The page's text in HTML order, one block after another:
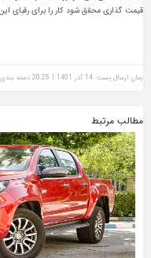
قیمت گذاری محقق شود کار را برای رقبای
زمان ارسال پست: 14 آذر 1401 | 20:25 دسته بندی:
مطالب مرتبط